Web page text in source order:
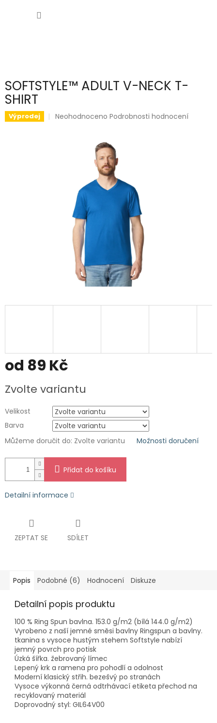
SOFTSTYLE™ ADULT V-NECK T-
SHIRT
Výprodej
Průměrné
hvězdiček.
Neohodnoceno Podrobnosti hodnocení
od 89 Kč
cena:
Zvolte variantu
Velikost
Barva
Můžeme doručit do: Zvolte variantu Možnosti doručení
Přidat do košíku
Detailní informace
ZEPTAT SE SDÍLET
Popis Podobné (6) Hodnocení Diskuze
Detailní popis produktu
100 % Ring Spun bavlna. 153.0 g/m2 (bílá 144.0 g/m2)
Vyrobeno z naší jemné směsi bavlny Ringspun a bavlny.
tkanina s vysoce hustým stehem Softstyle nabízí
jemný povrch pro potisk
Úzká šířka. žebrovaný límec
Lepený krk a ramena pro pohodlí a odolnost
Moderní klasický střih. bezešvý po stranách
Vysoce výkonná černá odtrhávací etiketa přechod na
recyklovaný materiál
Doprovodný styl: GIL64V00